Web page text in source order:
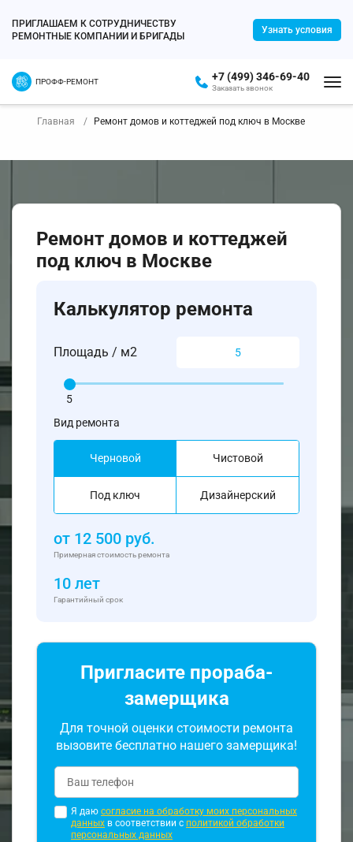
ПРИГЛАШАЕМ К СОТРУДНИЧЕСТВУ
РЕМОНТНЫЕ КОМПАНИИ И БРИГАДЫ
Узнать условия
ПРОФФ-РЕМОНТ +7 (499) 346-69-40
Заказать звонок
Главная Ремонт домов и коттеджей под ключ в Москве
Ремонт домов и коттеджей
под ключ в Москве
Калькулятор ремонта
Площадь / м2
5
Вид ремонта
Черновой Чистовой
Под ключ Дизайнерский
от 12 500 руб.
Примерная стоимость ремонта
10 лет
Гарантийный срок
Пригласите прораба-
замерщика
Для точной оценки стоимости ремонта
вызовите бесплатно нашего замерщика!
Я даю согласие на обработку моих персональных
данных в соответствии с политикой обработки
персональных данных